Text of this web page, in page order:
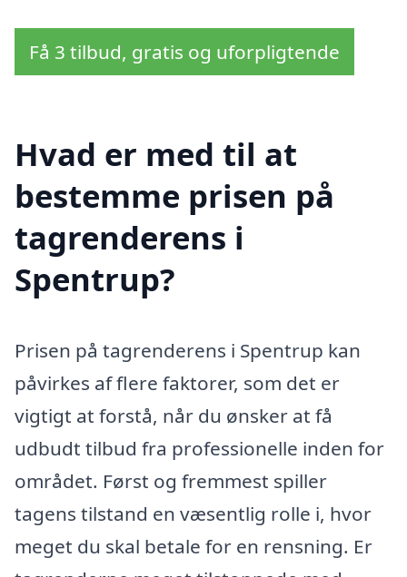
Få 3 tilbud, gratis og uforpligtende
Hvad er med til at
bestemme prisen på
tagrenderens i
Spentrup?
Prisen på tagrenderens i Spentrup kan
påvirkes af flere faktorer, som det er
vigtigt at forstå, når du ønsker at få
udbudt tilbud fra professionelle inden for
området. Først og fremmest spiller
tagens tilstand en væsentlig rolle i, hvor
meget du skal betale for en rensning. Er